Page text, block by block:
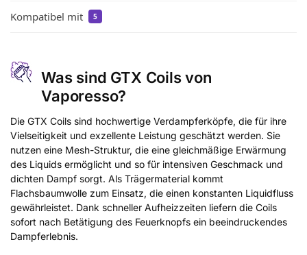
Kompatibel mit 5
Was sind GTX Coils von
Vaporesso?
Die GTX Coils sind hochwertige Verdampferköpfe, die für ihre
Vielseitigkeit und exzellente Leistung geschätzt werden. Sie
nutzen eine Mesh-Struktur, die eine gleichmäßige Erwärmung
des Liquids ermöglicht und so für intensiven Geschmack und
dichten Dampf sorgt. Als Trägermaterial kommt
Flachsbaumwolle zum Einsatz, die einen konstanten Liquidfluss
gewährleistet. Dank schneller Aufheizzeiten liefern die Coils
sofort nach Betätigung des Feuerknopfs ein beeindruckendes
Dampferlebnis.